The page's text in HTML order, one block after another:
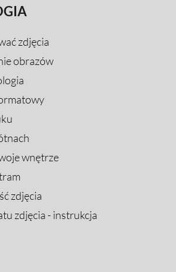
zdjęcia
obrazów
wnętrze
zdjęcia
zdjęcia - instrukcja